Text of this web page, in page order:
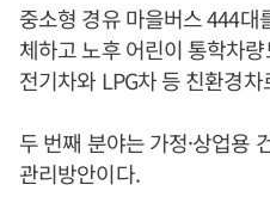
중소형 경유 마을버스 444
체하고 노후 어린이 통학차
전기차와 LPG차 등 친환경
두 번째 분야는 가정·상업용
관리방안이다.